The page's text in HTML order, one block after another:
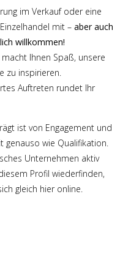
im Verkauf oder eine
mit – aber auch
willkommen!
Ihnen Spaß, unsere
zu inspirieren.
Auftreten rundet Ihr
ist von Engagement und
genauso wie Qualifikation.
Unternehmen aktiv
Profil wiederfinden,
gleich hier online.